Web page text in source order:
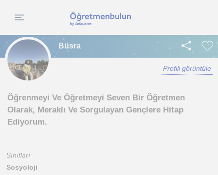
Büsra
Profili görüntüle
Öğrenmeyi Ve Öğretmeyi Seven Bir Öğretmen
Olarak, Meraklı Ve Sorgulayan Gençlere Hitap
Ediyorum.
Sınıfları
Sosyoloji